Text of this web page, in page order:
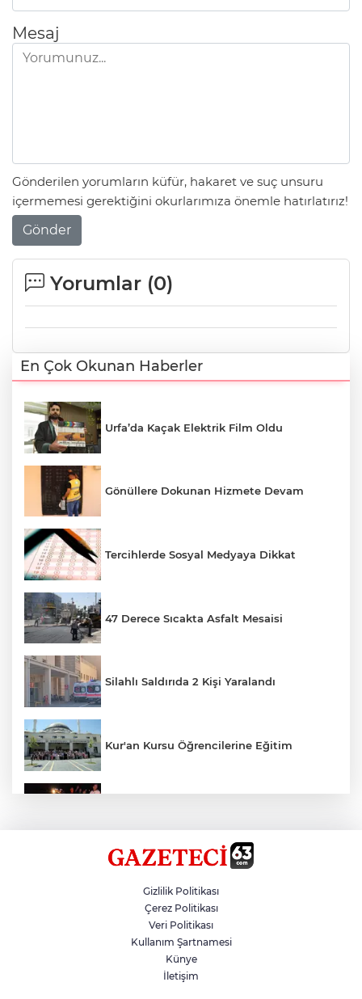
Mesaj
Gönderilen yorumların küfür, hakaret ve suç unsuru
içermemesi gerektiğini okurlarımıza önemle hatırlatırız!
Gönder
Yorumlar (0)
En Çok Okunan Haberler
Urfa’da Kaçak Elektrik Film Oldu
Gönüllere Dokunan Hizmete Devam
Tercihlerde Sosyal Medyaya Dikkat
47 Derece Sıcakta Asfalt Mesaisi
Silahlı Saldırıda 2 Kişi Yaralandı
Kur'an Kursu Öğrencilerine Eğitim
Siverek’te Mahmut Gülel Dönemi
Filistin Konvoyuna Coşkulu Karşılama
Gizlilik Politikası
Çerez Politikası
Veri Politikası
Kullanım Şartnamesi
Künye
İletişim